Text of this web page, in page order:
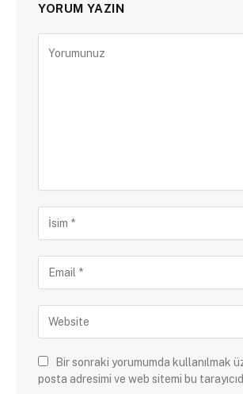
YORUM YAZIN
Bir sonraki yorumumda kullanılmak
posta adresimi ve web sitemi bu